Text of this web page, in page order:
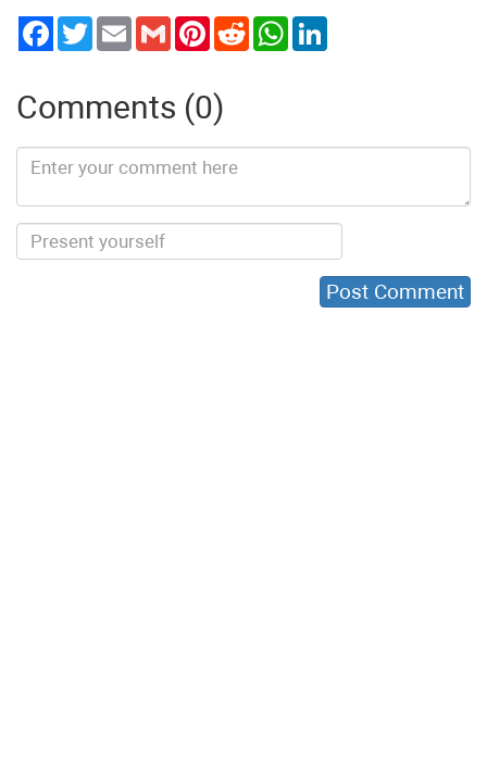
TwitterEmail Gmail PinterestReddit WhatsApp
Comments (0)